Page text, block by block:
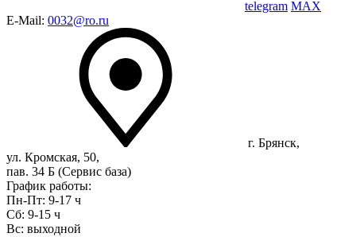
telegram MAX
E-Mail: 0032@ro.ru
г. Брянск,
ул. Кромская, 50,
пав. 34 Б (Сервис база)
График работы:
Пн-Пт: 9-17 ч
Сб: 9-15 ч
Вс: выходной